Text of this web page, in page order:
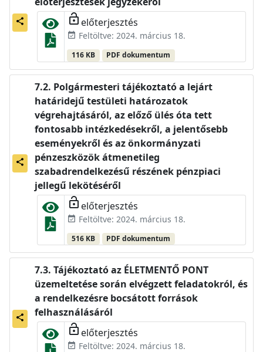
share lock_open előterjesztés
event_available Feltöltve: 2024. március 18.
116 KB PDF dokumentum
share
Polgármesteri tájékoztató a lejárt
határidejű testületi határozatok
végrehajtásáról, az előző ülés óta tett
fontosabb intézkedésekről, a jelentősebb
eseményekről és az önkormányzati
pénzeszközök átmenetileg
szabadrendelkezésű részének pénzpiaci
jellegű lekötéséről
lock_open előterjesztés
event_available Feltöltve: 2024. március 18.
516 KB PDF dokumentum
share
Tájékoztató az ÉLETMENTŐ PONT
üzemeltetése során elvégzett feladatokról, és
a rendelkezésre bocsátott források
felhasználásáról
lock_open előterjesztés
event_available Feltöltve: 2024. március 18.